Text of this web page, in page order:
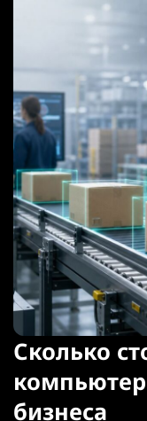
Сколько
бизнеса